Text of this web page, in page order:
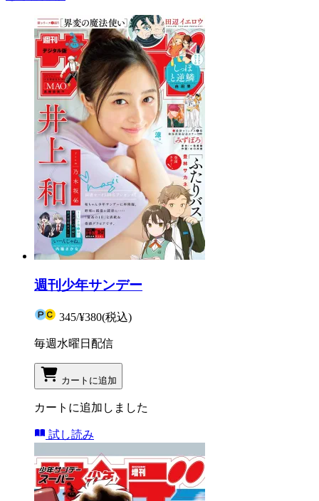
週刊少年サンデー
345/¥380(税込)
毎週水曜日配信
カートに追加
カートに追加しました
試し読み